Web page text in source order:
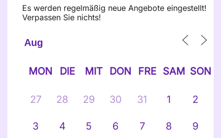
Es werden regelmäßig neue Angebote eingestellt!
Verpassen Sie nichts!
MON DIE MIT DON FRE SAM SON
27 28 29 30 31 1 2
3 4 5 6 7 8
9